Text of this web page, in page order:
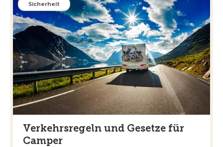
Sicherheit
Verkehrsregeln und Gesetze für
Camper